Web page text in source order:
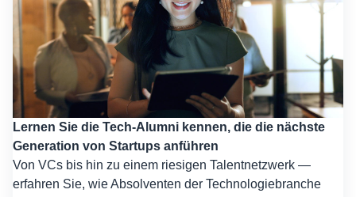
Lernen Sie die Tech-Alumni kennen, die die nächste
Generation von Startups anführen
Von VCs bis hin zu einem riesigen Talentnetzwerk —
erfahren Sie, wie Absolventen der Technologiebranche